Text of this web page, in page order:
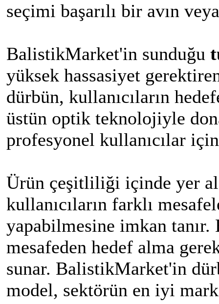
seçimi başarılı bir avın
BalistikMarket'in sunduğu
yüksek hassasiyet
dürbün, kullanıcıların
üstün optik teknolojiyle
profesyonel kullanıcılar
Ürün çeşitliliği içinde yer
kullanıcıların farklı
yapabilmesine imkan
mesafeden hedef alma
sunar. BalistikMarket'in
model, sektörün en iyi